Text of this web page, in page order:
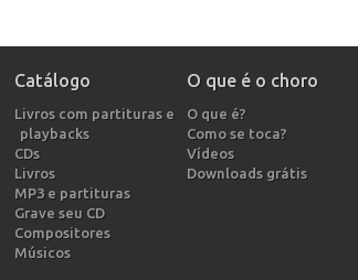
Catálogo
Livros com partituras e
playbacks
CDs
Livros
MP3 e partituras
Grave seu CD
Compositores
Músicos
O que é o choro
O que é?
Como se toca?
Vídeos
Downloads grátis